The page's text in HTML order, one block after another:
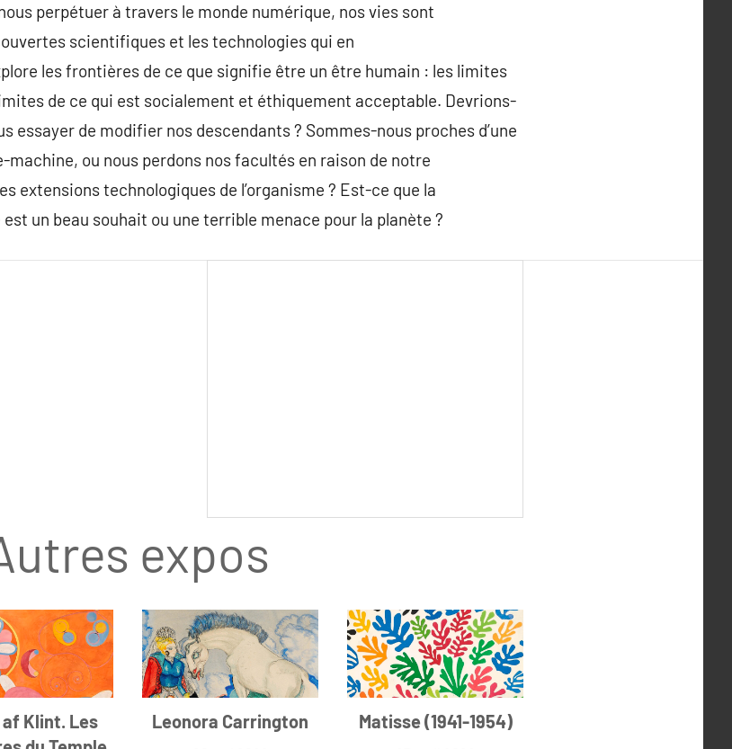
perpétuer à travers le monde numérique, nos vies sont
scientifiques et les technologies qui en
les frontières de ce que signifie être un être humain : les limites
de ce qui est socialement et éthiquement acceptable. Devrions-
essayer de modifier nos descendants ? Sommes-nous proches d’une
machine, ou nous perdons nos facultés en raison de notre
extensions technologiques de l’organisme ? Est-ce que la
un beau souhait ou une terrible menace pour la planète ?
expos
Klint. Les
Leonora Carrington Matisse (1941-1954)